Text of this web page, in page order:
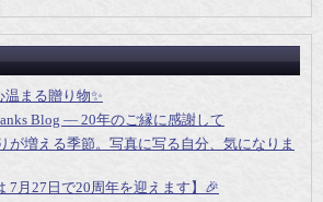
温まる贈り物✨
Blog ― 20年のご縁に感謝して
が増える季節。写真に写る自分、気になりま
7月27日で20周年を迎えます】🎉